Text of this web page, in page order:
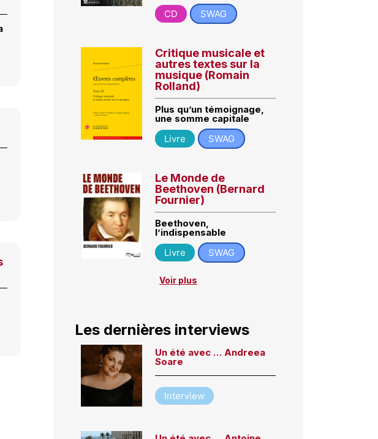
CD
SWAG
Critique musicale et
autres textes sur la
musique (Romain
Rolland)
Plus qu’un témoignage,
une somme capitale
Livre
SWAG
Le Monde de
Beethoven (Bernard
Fournier)
Beethoven,
l’indispensable
Livre
SWAG
Voir plus
Les dernières interviews
Un été avec … Andreea
Soare
Interview